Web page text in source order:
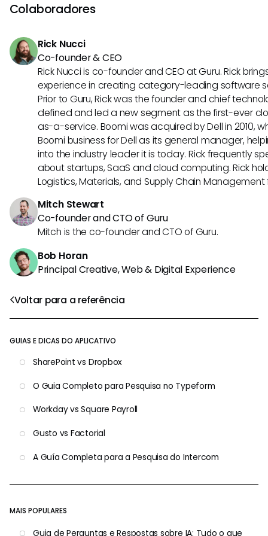
Voltar para a referência
GUIAS E DICAS DO APLICATIVO
SharePoint vs Dropbox
O Guia Completo para Pesquisa no Typeform
Workday vs Square Payroll
Gusto vs Factorial
A Guía Completa para a Pesquisa do Intercom
MAIS POPULARES
Guia de Perguntas e Respostas sobre IA: Tudo o que
avanços futuros em IA, posicionando as equipes bem
aprimorada e insights de design mais inteligentes.
Colaboradores
Rick Nucci
Co-founder & CEO
Rick Nucci is co-founder and CEO at Guru. Rick
experience in creating category-leading software
Prior to Guru, Rick was the founder and chief
defined and led a new segment as the first-ever
as-a-service. Boomi was acquired by Dell in 2010,
Boomi business for Dell as its general manager,
into the industry leader it is today. Rick frequently
about startups, SaaS and cloud computing. Rick
Logistics, Materials, and Supply Chain Management
Mitch Stewart
Co-founder and CTO of Guru
Mitch is the co-founder and CTO of Guru.
Bob Horan
Principal Creative, Web & Digital Experience